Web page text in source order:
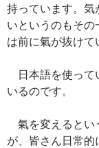
持っています。気
いというのもそ
は前に氣が抜けて
日本語を使って
いるのです。
氣を変えるとい
が、皆さん日常的